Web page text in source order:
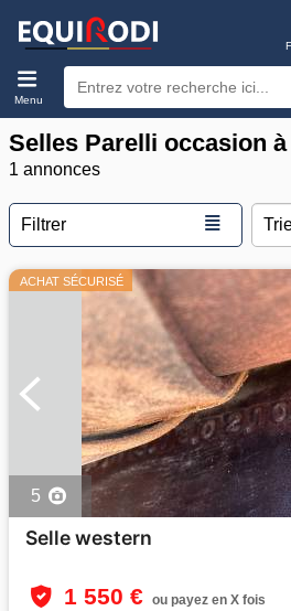
Menu
Selles Parelli occasion
1 annonces
Filtrer ≣
ACHAT SÉCURISÉ
5
Selle western
1 550 € ou payez en X fois